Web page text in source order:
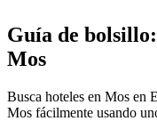
Guía de
Mos
Busca hoteles en Mos en
Mos fácilmente usando